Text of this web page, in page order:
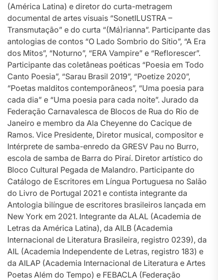
(América Latina) e diretor do curta-metragem
documental de artes visuais “SonetILUSTRA –
Transmutação” e do curta “(Má)rianna”. Participante das
antologias de contos “O Lado Sombrio do Sítio”, “A Era
dos Mitos”, “Noturno”, “ERA Vampire” e “Reflorescer”.
Participante das coletâneas poéticas “Poesia em Todo
Canto Poesia”, “Sarau Brasil 2019”, “Poetize 2020”,
“Poetas malditos contemporâneos”, “Uma poesia para
cada dia” e “Uma poesia para cada noite”. Jurado da
Federação Carnavalesca de Blocos de Rua do Rio de
Janeiro e membro da Ala Cheyenne do Cacique de
Ramos. Vice Presidente, Diretor musical, compositor e
Intérprete de samba-enredo da GRESV Pau no Burro,
escola de samba de Barra do Piraí. Diretor artístico do
Bloco Cultural Pegada de Malandro. Participante do
Catálogo de Escritores em Língua Portuguesa no Salão
do Livro de Portugal 2021 e contista integrante da
Antologia bilíngue de escritores brasileiros lançada em
New York em 2021. Integrante da ALAL (Academia de
Letras da América Latina), da AILB (Academia
Internacional de Literatura Brasileira, registro 0239), da
AIL (Academia Independente de Letras, registro 183) e
da AILAP (Academia Internacional de Literatura e Artes
Poetas Além do Tempo) e FEBACLA (Federação